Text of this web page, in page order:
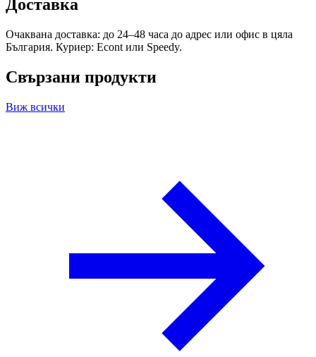
Доставка
Очаквана доставка: до 24–48 часа до адрес или офис в цяла
България. Куриер: Econt или Speedy.
Свързани продукти
Виж всички